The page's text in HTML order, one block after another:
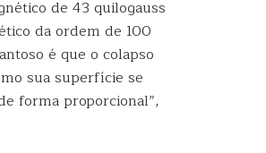
de 43 quilogauss
da ordem de 100
é que o colapso
sua superfície se
forma proporcional”,